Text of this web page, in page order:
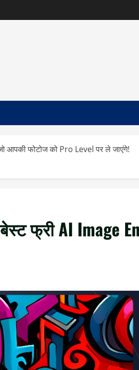
फोटोज को Pro Level पर ले जाएंगे!
फ्री AI Image